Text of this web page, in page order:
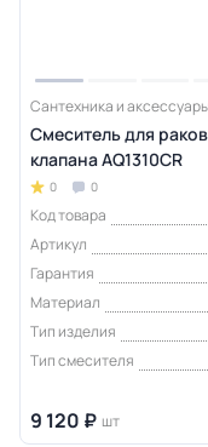
Сантехника и
Смеситель для
клапана AQ1310CR
0 0
Код товара
Артикул
Гарантия
Материал
Тип изделия
Тип смесителя
9 120 ₽ шт